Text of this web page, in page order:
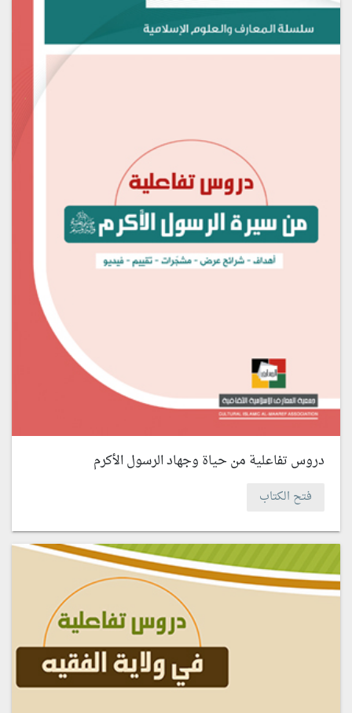
دروس تفاعلية من حياة وجهاد الرسول الأكرم
فتح الكتاب